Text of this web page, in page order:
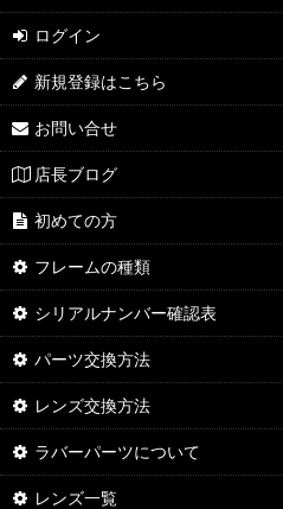
ログイン
新規登録はこちら
お問い合せ
店長ブログ
初めての方
フレームの種類
シリアルナンバー確認表
パーツ交換方法
レンズ交換方法
ラバーパーツについて
レンズ一覧